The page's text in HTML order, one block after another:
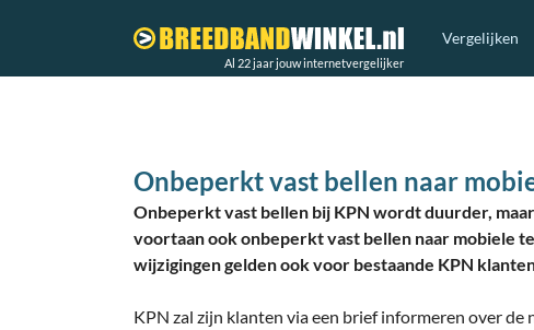
Al 22 jaar jouw internetvergelijker
Vergelijken
Onbeperkt vast bellen naar
Onbeperkt vast bellen bij KPN wordt duurder,
voortaan ook onbeperkt vast bellen naar mobiele
wijzigingen gelden ook voor bestaande KPN
KPN zal zijn klanten via een brief informeren over